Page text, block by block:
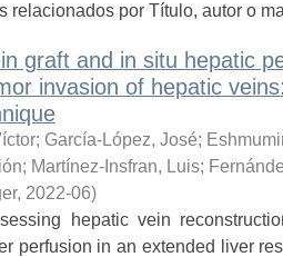
relacionados por Título, autor o
graft and in situ hepatic
invasion of hepatic
; García-López, José;
; Martínez-Insfran, Luis;
, 2022-06)
hepatic vein
perfusion in an extended liver